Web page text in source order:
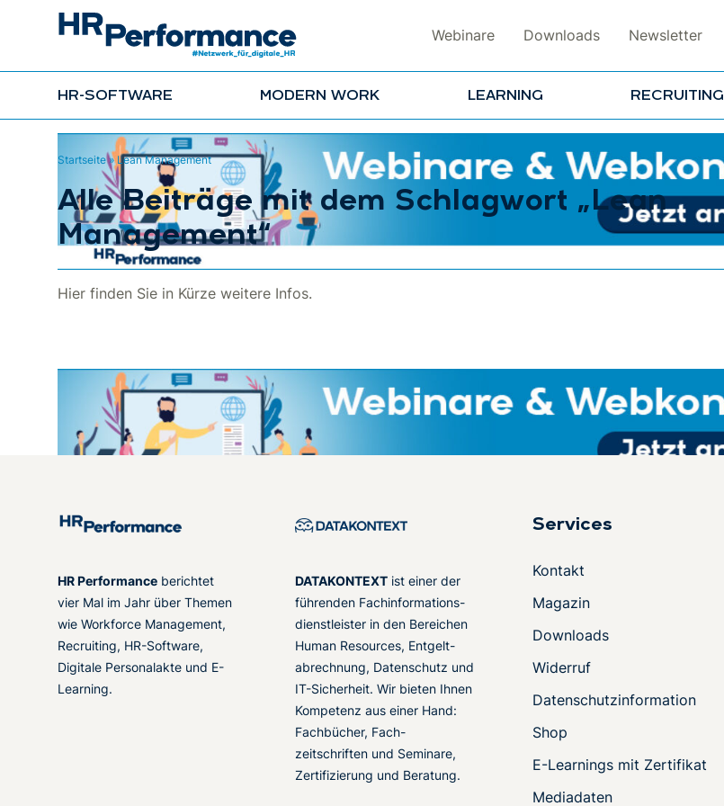
Webinare Downloads Newsletter
HR-SOFTWARE MODERN WORK LEARNING RECRUITING
Startseite»Lean Management
Alle Beiträge mit dem Schlagwort „Lean
Management“
Hier finden Sie in Kürze weitere Infos.
HR Performance berichtet
vier Mal im Jahr über Themen
wie Workforce Management,
Recruiting, HR-Software,
Digitale Personalakte und E-
Learning.
DATAKONTEXT ist einer der
führenden Fachinformations-
dienstleister in den Bereichen
Human Resources, Entgelt-
abrechnung, Datenschutz und
IT-Sicherheit. Wir bieten Ihnen
Kompetenz aus einer Hand:
Fachbücher, Fach-
zeitschriften und Seminare,
Zertifizierung und Beratung.
Services
Kontakt
Magazin
Downloads
Widerruf
Datenschutzinformation
Shop
E-Learnings mit Zertifikat
Mediadaten